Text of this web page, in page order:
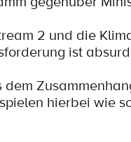
2 und die
ist
hierbei wie